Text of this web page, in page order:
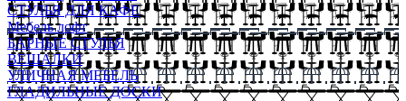
СТУЛЬЯ ДЛЯ КАФЕ
Мебель лофт
БАРНЫЕ СТУЛЬЯ
ВЕШАЛКИ
УЛИЧНАЯ МЕБЕЛЬ
ГЛАДИЛЬНЫЕ ДОСКИ